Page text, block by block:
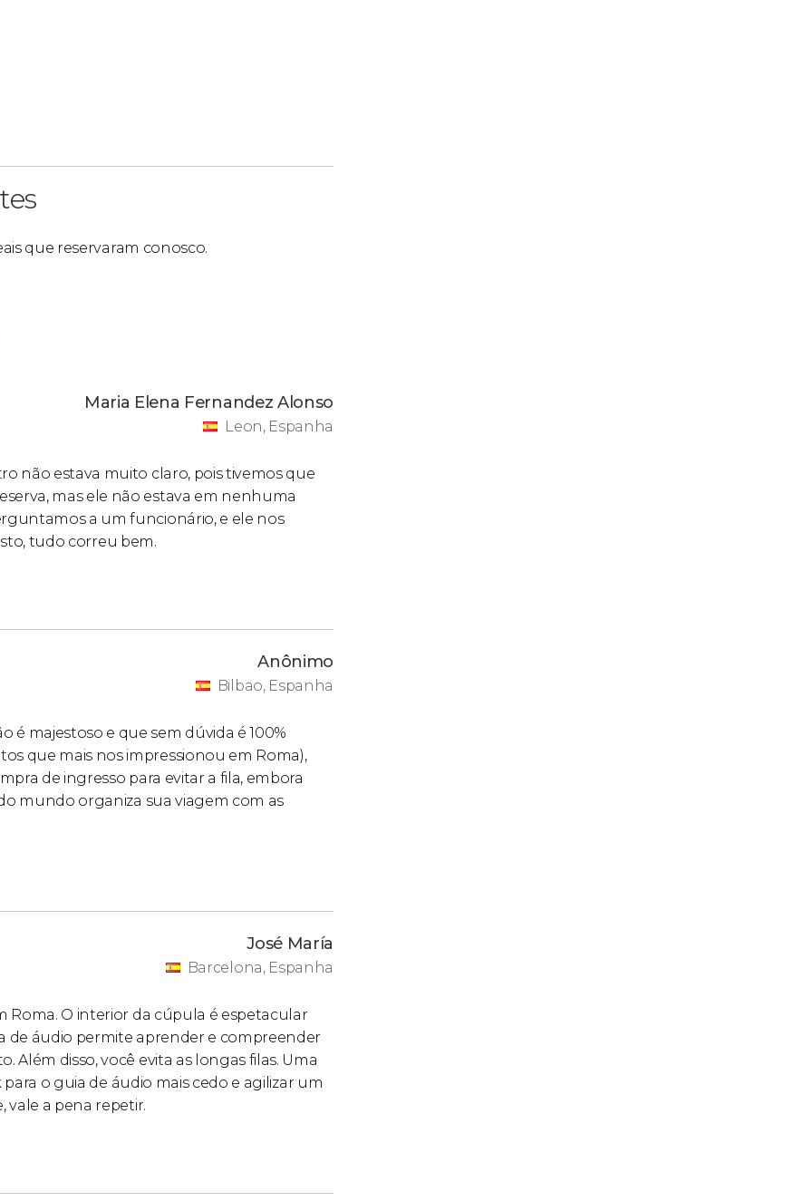
que reservaram conosco.
Maria Elena Fernandez Alonso
Leon, Espanha
não estava muito claro, pois tivemos que
mas ele não estava em nenhuma
a um funcionário, e ele nos
tudo correu bem.
Anônimo
Bilbao, Espanha
majestoso e que sem dúvida é 100%
que mais nos impressionou em Roma),
de ingresso para evitar a fila, embora
mundo organiza sua viagem com as
José María
Barcelona, Espanha
Roma. O interior da cúpula é espetacular
de áudio permite aprender e compreender
disso, você evita as longas filas. Uma
o guia de áudio mais cedo e agilizar um
vale a pena repetir.